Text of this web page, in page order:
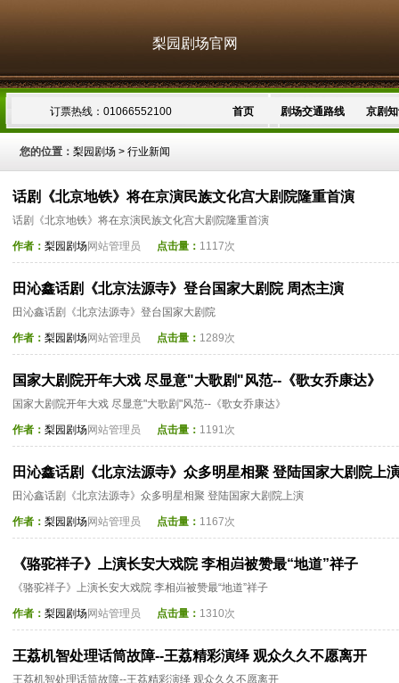
梨园剧场官网
订票热线：01066552100 首页 剧场交通路线 京剧
您的位置： 梨园剧场 > 行业新闻
话剧《北京地铁》将在京演民族文化宫大剧院隆重首演
话剧《北京地铁》将在京演民族文化宫大剧院隆重首演
作者： 梨园剧场网站管理员 点击量： 1117次
田沁鑫话剧《北京法源寺》登台国家大剧院 周杰主演
田沁鑫话剧《北京法源寺》登台国家大剧院
作者： 梨园剧场网站管理员 点击量： 1289次
国家大剧院开年大戏 尽显意"大歌剧"风范--《歌女乔康达》
国家大剧院开年大戏 尽显意"大歌剧"风范--《歌女乔康达》
作者： 梨园剧场网站管理员 点击量： 1191次
田沁鑫话剧《北京法源寺》众多明星相聚 登陆国家大剧院上
田沁鑫话剧《北京法源寺》众多明星相聚 登陆国家大剧院上演
作者： 梨园剧场网站管理员 点击量： 1167次
《骆驼祥子》上演长安大戏院 李相岿被赞最“地道”祥子
《骆驼祥子》上演长安大戏院 李相岿被赞最“地道”祥子
作者： 梨园剧场网站管理员 点击量： 1310次
王荔机智处理话筒故障--王荔精彩演绎 观众久久不愿离开
王荔机智处理话筒故障--王荔精彩演绎 观众久久不愿离开